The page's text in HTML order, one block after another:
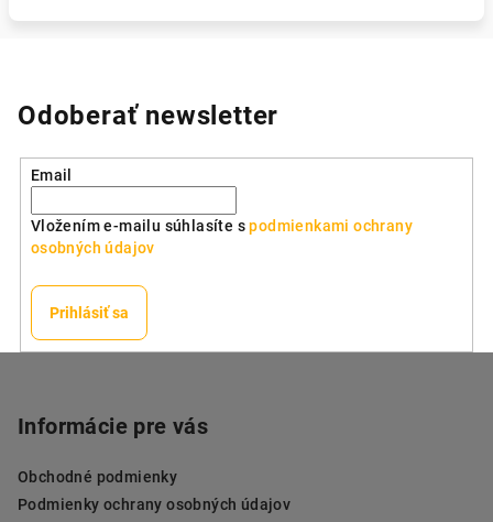
Odoberať newsletter
Email
Vložením e-mailu súhlasíte spodmienkami ochrany
osobných údajov
Prihlásiť sa
Informácie pre vás
Obchodné podmienky
Podmienky ochrany osobných údajov